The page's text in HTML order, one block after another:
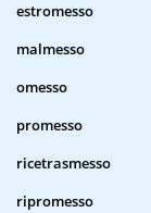
estromesso
malmesso
omesso
promesso
ricetrasmesso
ripromesso